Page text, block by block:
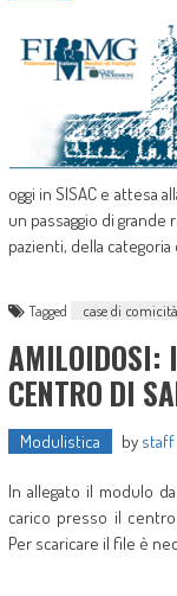
oggi in SISAC e attesa
un passaggio di
pazienti, della categoria
Tagged case di comicità
AMILOIDOSI:
CENTRO DI
Modulistica by staff
In allegato il modulo
carico presso il centro
Per scaricare il file è